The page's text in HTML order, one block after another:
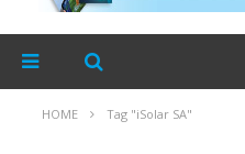
HOME Tag "iSolar SA"